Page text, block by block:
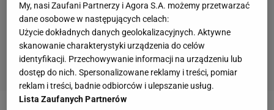
My, nasi Zaufani Partnerzy i Agora S.A. możemy przetwarzać
dane osobowe w następujących celach:
Użycie dokładnych danych geolokalizacyjnych. Aktywne
skanowanie charakterystyki urządzenia do celów
identyfikacji. Przechowywanie informacji na urządzeniu lub
dostęp do nich. Spersonalizowane reklamy i treści, pomiar
reklam i treści, badnie odbiorców i ulepszanie usług.
Lista Zaufanych Partnerów